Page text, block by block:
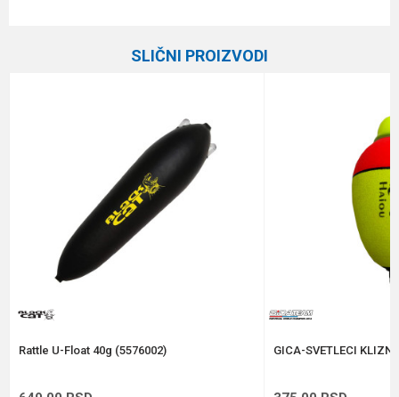
Anti-spam zaštita - izračunajte koliko je 6 - 1 :
SLIČNI PROIZVODI
Rattle U-Float 40g (5576002) GICA-SVETLECI